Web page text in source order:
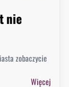
g
nie
zobaczycie
Więcej: